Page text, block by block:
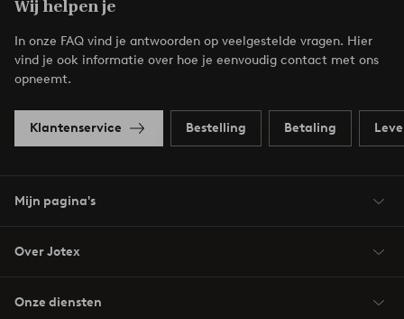
Wij helpen je
In onze FAQ vind je antwoorden op veelgestelde vragen. Hier
vind je ook informatie over hoe je eenvoudig contact met ons
opneemt.
Klantenservice Bestelling Betaling
Mijn pagina's
Over Jotex
Onze diensten